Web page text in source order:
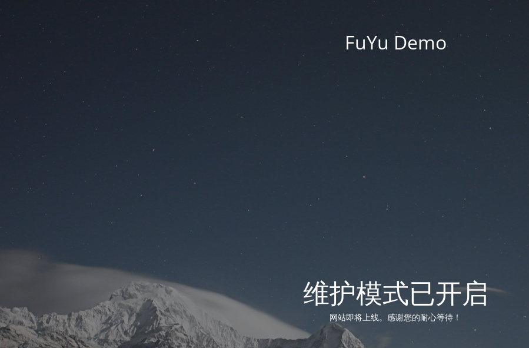
FuYu Demo
维护模式已开启
网站即将上线。感谢您的耐心等待！